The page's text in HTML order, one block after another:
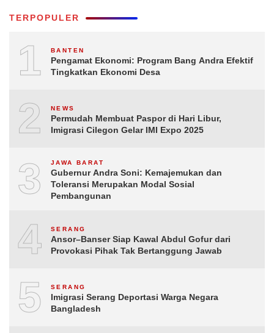
TERPOPULER
1 BANTEN
Pengamat Ekonomi: Program Bang Andra Efektif
Tingkatkan Ekonomi Desa
2 NEWS
Permudah Membuat Paspor di Hari Libur,
Imigrasi Cilegon Gelar IMI Expo 2025
3 JAWA BARAT
Gubernur Andra Soni: Kemajemukan dan
Toleransi Merupakan Modal Sosial
Pembangunan
4 SERANG
Ansor–Banser Siap Kawal Abdul Gofur dari
Provokasi Pihak Tak Bertanggung Jawab
5 SERANG
Imigrasi Serang Deportasi Warga Negara
Bangladesh